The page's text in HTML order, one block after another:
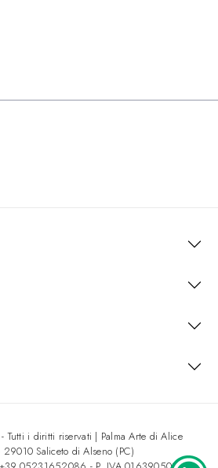
i diritti riservati | Palma Arte di Alice
Saliceto di Alseno (PC)